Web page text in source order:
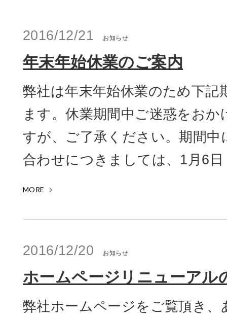
2016/12/21 お知らせ
年末年始休業のご案内
弊社は年末年始休業のため下
ます。休業期間中ご迷惑をお
すが、ご了承ください。期間
合わせにつきましては、1月6
MORE
2016/12/20 お知らせ
ホームページリニューアル
弊社ホームページをご覧頂き